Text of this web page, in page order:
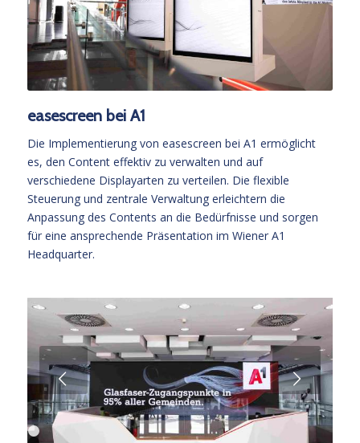
easescreen bei A1
Die Implementierung von easescreen bei A1 ermöglicht
es, den Content effektiv zu verwalten und auf
verschiedene Displayarten zu verteilen. Die flexible
Steuerung und zentrale Verwaltung erleichtern die
Anpassung des Contents an die Bedürfnisse und sorgen
für eine ansprechende Präsentation im Wiener A1
Headquarter.
Weiter